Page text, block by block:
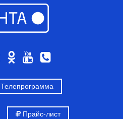
Телепрограмма
Прайс-лист